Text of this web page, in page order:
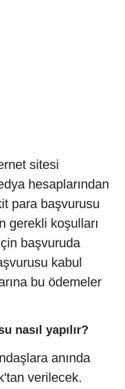
sitesi
hesaplarından
para başvurusu
gerekli koşulları
başvuruda
kabul
bu ödemeler
nasıl yapılır?
anında
verilecek.